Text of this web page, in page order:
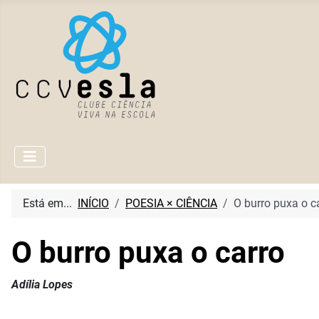
Está em... INÍCIO POESIA × CIÊNCIA O burro puxa o
O burro puxa o carro
Adília Lopes